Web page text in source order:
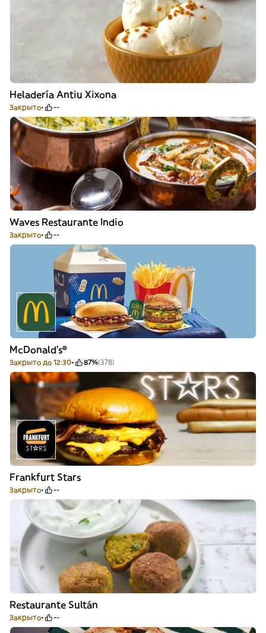
Heladería Antiu Xixona
Закрыто --
Waves Restaurante Indio
Закрыто --
McDonald's®
Закрыто до 12:30 87%(378)
Frankfurt Stars
Закрыто --
Restaurante Sultán
Закрыто --